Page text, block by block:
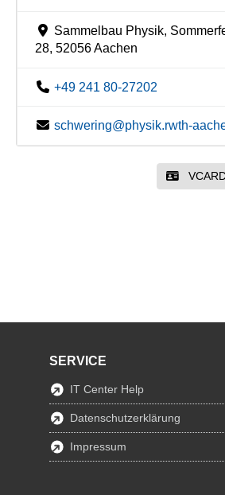
Sammelbau Physik,
28, 52056 Aachen
+49 241 80-27202
schwering@physik.rwth-
SERVICE
IT Center Help
Datenschutzerklärung
Impressum